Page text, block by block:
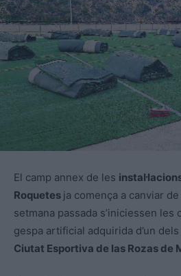
El camp annex de les
Roquetes ja comença a canviar
setmana passada s’iniciessen les
gespa artificial adquirida d’un
Ciutat Esportiva de las Rozas de